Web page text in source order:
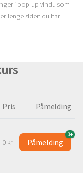
i pop-up vindu som
lenge siden du har
Pris Påmelding
0 kr Påmelding
3+